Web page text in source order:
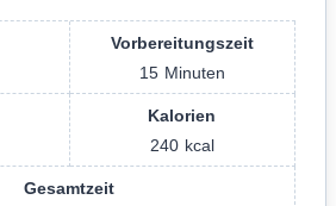
Vorbereitungszeit
15 Minuten
Kalorien
240 kcal
Gesamtzeit